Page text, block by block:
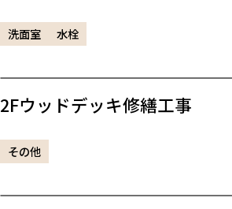
洗面室 水栓
2Fウッドデッキ修繕工事
その他